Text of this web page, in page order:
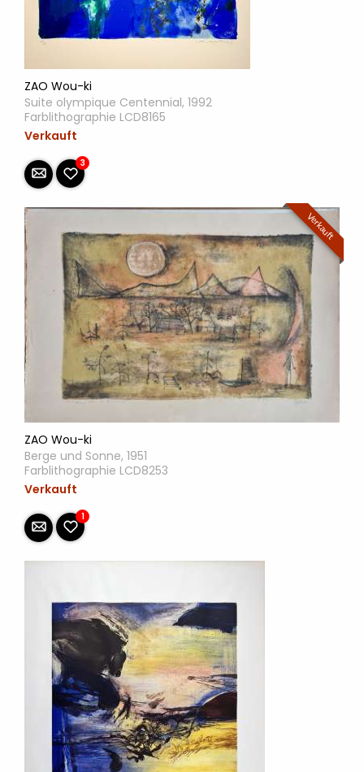
ZAO Wou-ki
Suite olympique Centennial, 1992
Farblithographie LCD8165
Verkauft
3
Verkauft
ZAO Wou-ki
Berge und Sonne, 1951
Farblithographie LCD8253
Verkauft
1